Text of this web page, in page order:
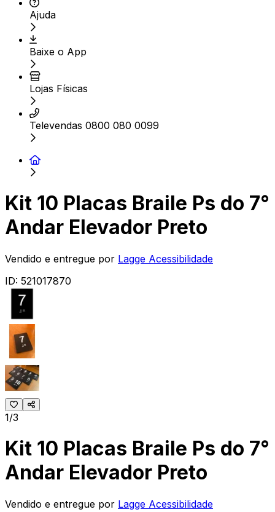
Ajuda
Baixe o App
Lojas Físicas
Televendas 0800 080 0099
Kit 10 Placas Braile Ps do 7°
Andar Elevador Preto
Vendido e entregue por Lagge Acessibilidade
ID: 521017870
1/3
Kit 10 Placas Braile Ps do 7°
Andar Elevador Preto
Vendido e entregue por Lagge Acessibilidade